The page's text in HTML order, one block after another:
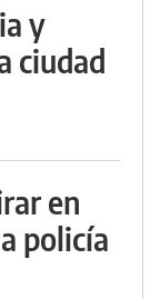
y
ciudad
en
policía